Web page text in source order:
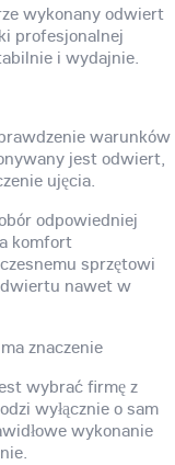
wykonany odwiert
profesjonalnej
i wydajnie.
warunków
jest odwiert,
ujęcia.
odpowiedniej
komfort
sprzętowi
nawet w
znaczenie
wybrać firmę z
wyłącznie o sam
wykonanie